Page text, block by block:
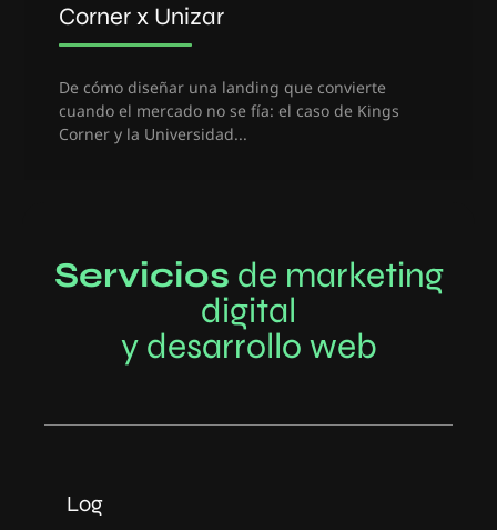
Corner x Unizar
De cómo diseñar una landing que convierte
cuando el mercado no se fía: el caso de Kings
Corner y la Universidad...
Servicios de marketing
digital
y desarrollo web
Log